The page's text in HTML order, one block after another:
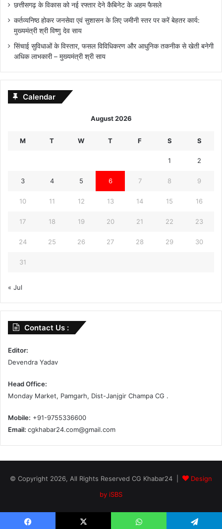
छत्तीसगढ़ के विकास को नई रफ्तार देने कैबिनेट के अहम फैसले
कर्तव्यनिष्ठ होकर जनसेवा एवं सुशासन के लिए जमीनी स्तर पर करें बेहतर कार्य:
मुख्यमंत्री श्री विष्णु देव साय
सिंचाई सुविधाओं के विस्तार, फसल विविधिकरण और आधुनिक तकनीक से खेती बनेगी
अधिक लाभकारी – मुख्यमंत्री श्री साय
Calendar
August 2026
M T W T F S S
1 2
3 4 5 6 7 8 9
10 11 12 13 14 15 16
17 18 19 20 21 22 23
24 25 26 27 28 29 30
31
« Jul
Contact Us :
Editor:
Devendra Yadav
Head Office:
Monday Market, Pamgarh, Dist-Janjgir Champa CG .
Mobile: +91-9755336600
Email: cgkhabar24.com@gmail.com
© Copyright 2026, All Rights Reserved CG Khabar24 |
Design
by iSBS